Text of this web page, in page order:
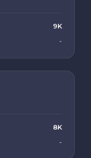
9K
-
8K
-